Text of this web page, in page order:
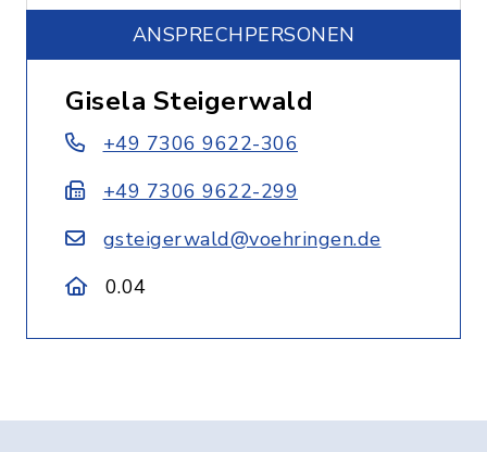
ANSPRECHPERSONEN
Gisela Steigerwald
+49 7306 9622-306
+49 7306 9622-299
gsteigerwald@voehringen.de
0.04